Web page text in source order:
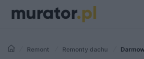
Remont Remonty dachu